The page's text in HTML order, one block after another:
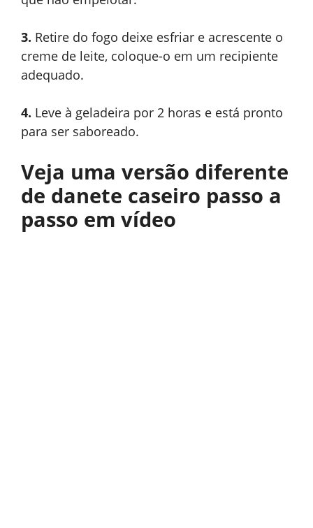
3. Retire do fogo deixe esfriar e acrescente o
creme de leite, coloque-o em um recipiente
adequado.
4. Leve à geladeira por 2 horas e está pronto
para ser saboreado.
Veja uma versão diferente
de danete caseiro passo a
passo em vídeo